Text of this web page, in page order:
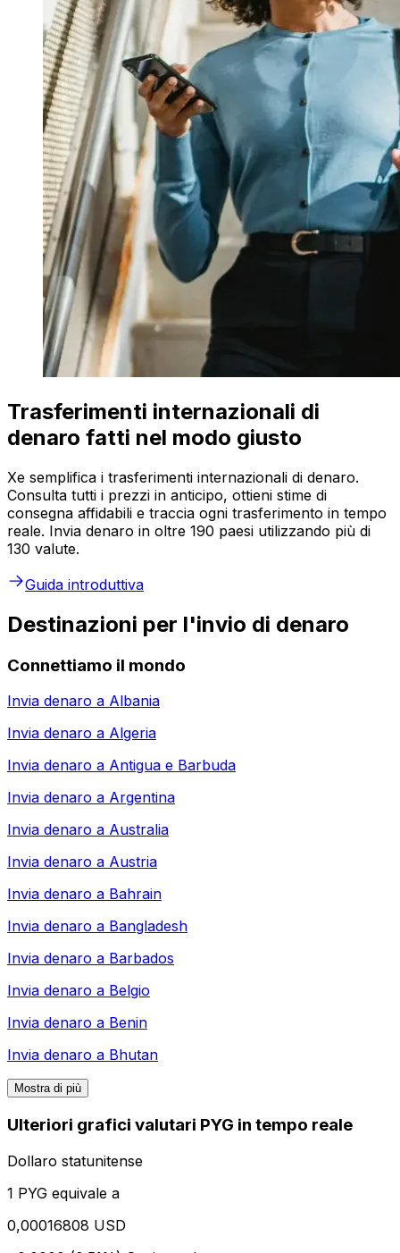
Trasferimenti internazionali di
denaro fatti nel modo giusto
Xe semplifica i trasferimenti internazionali di denaro.
Consulta tutti i prezzi in anticipo, ottieni stime di
consegna affidabili e traccia ogni trasferimento in tempo
reale. Invia denaro in oltre 190 paesi utilizzando più di
130 valute.
Guida introduttiva
Destinazioni per l'invio di denaro
Connettiamo il mondo
Invia denaro a Albania
Invia denaro a Algeria
Invia denaro a Antigua e Barbuda
Invia denaro a Argentina
Invia denaro a Australia
Invia denaro a Austria
Invia denaro a Bahrain
Invia denaro a Bangladesh
Invia denaro a Barbados
Invia denaro a Belgio
Invia denaro a Benin
Invia denaro a Bhutan
Mostra di più
Ulteriori grafici valutari PYG in tempo reale
Dollaro statunitense
1 PYG equivale a
0,00016808 USD